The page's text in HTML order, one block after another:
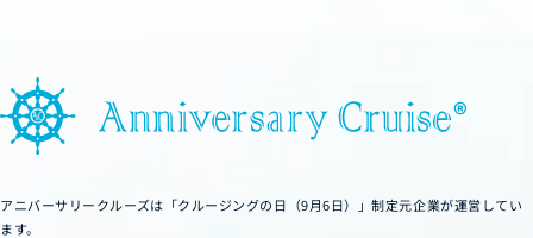
アニバーサリークルーズは「クルージングの日（9月6日）」制定元企業が運営してい
ます。